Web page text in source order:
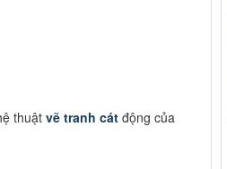
thuật vẽ tranh cát động của